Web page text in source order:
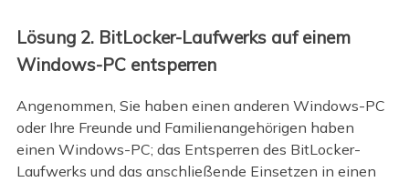
Lösung 2. BitLocker-Laufwerks auf einem
Windows-PC entsperren
Angenommen, Sie haben einen anderen Windows-PC
oder Ihre Freunde und Familienangehörigen haben
einen Windows-PC; das Entsperren des BitLocker-
Laufwerks und das anschließende Einsetzen in einen